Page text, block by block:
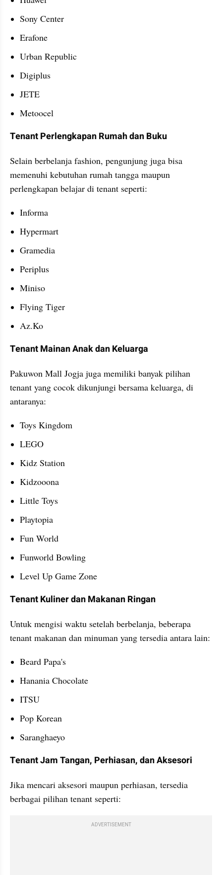
Sony Center
Erafone
Urban Republic
Digiplus
JETE
Metoocel
Tenant Perlengkapan Rumah dan Buku
Selain berbelanja fashion, pengunjung juga bisa
memenuhi kebutuhan rumah tangga maupun
perlengkapan belajar di tenant seperti:
Informa
Hypermart
Gramedia
Periplus
Miniso
Flying Tiger
Az.Ko
Tenant Mainan Anak dan Keluarga
Pakuwon Mall Jogja juga memiliki banyak pilihan
tenant yang cocok dikunjungi bersama keluarga, di
antaranya:
Toys Kingdom
LEGO
Kidz Station
Kidzooona
Little Toys
Playtopia
Fun World
Funworld Bowling
Level Up Game Zone
Tenant Kuliner dan Makanan Ringan
Untuk mengisi waktu setelah berbelanja, beberapa
tenant makanan dan minuman yang tersedia antara lain:
Beard Papa's
Hanania Chocolate
ITSU
Pop Korean
Saranghaeyo
Tenant Jam Tangan, Perhiasan, dan Aksesori
Jika mencari aksesori maupun perhiasan, tersedia
berbagai pilihan tenant seperti:
ADVERTISEMENT